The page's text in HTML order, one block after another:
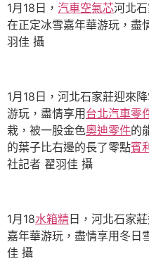
1月18日， 汽車空氣芯河北
在正定冰雪嘉年華游玩，盡
羽佳 攝
1月18日，河北石家莊迎來
游玩，盡情享用 台北汽車零
栽，被一股金色奧迪零件的
的葉子比右邊的長了零點賓
社記者 翟羽佳 攝
1月18水箱精 日，河北石家
嘉年華游玩，盡情享用冬日
佳 攝